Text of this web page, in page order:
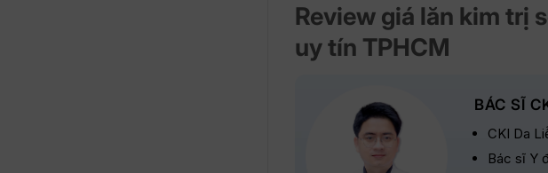
Review giá lăn kim trị
uy tín TPHCM
BÁC SĨ
CKI Da
Bác sĩ Y